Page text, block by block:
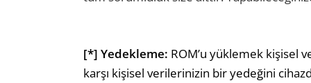
[*] Yedekleme: ROM’u yüklemek kişisel
karşı kişisel verilerinizin bir yedeğini